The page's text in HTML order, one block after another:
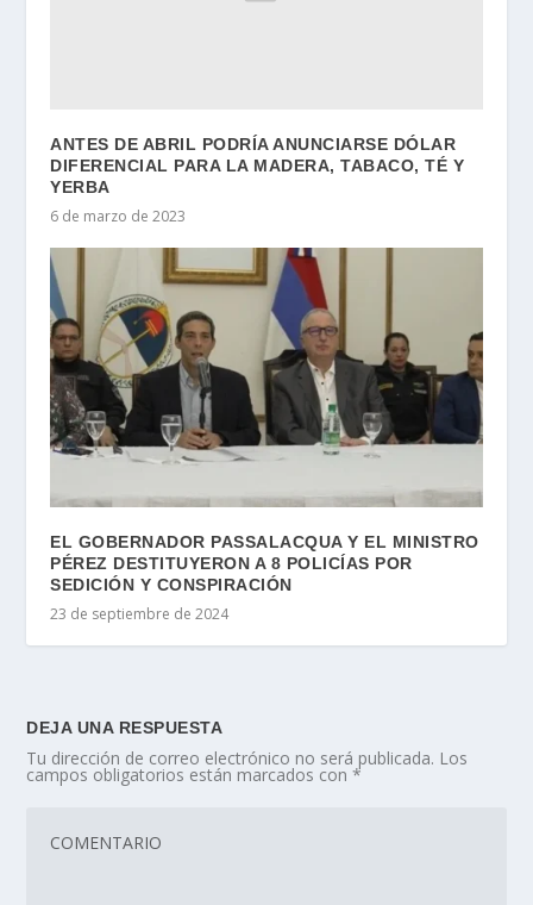
ANTES DE ABRIL PODRÍA ANUNCIARSE DÓLAR
DIFERENCIAL PARA LA MADERA, TABACO, TÉ Y
YERBA
6 de marzo de 2023
EL GOBERNADOR PASSALACQUA Y EL MINISTRO
PÉREZ DESTITUYERON A 8 POLICÍAS POR
SEDICIÓN Y CONSPIRACIÓN
23 de septiembre de 2024
DEJA UNA RESPUESTA
Tu dirección de correo electrónico no será publicada. Los
campos obligatorios están marcados con*